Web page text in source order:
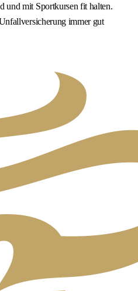
und mit Sportkursen fit halten.
immer gut